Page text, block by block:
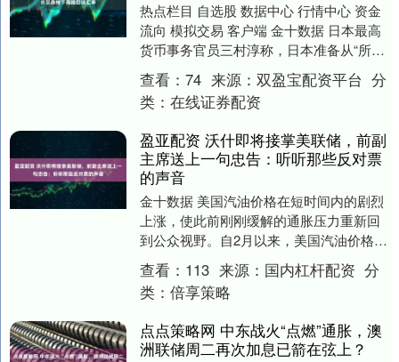
热点栏目 自选股 数据中心 行情中心 资金
流向 模拟交易 客户端 金十数据 日本最高
货币事务官员三村淳称，日本准备从“所有
角度”遏制日元投机，正以紧迫态度监控
市....
查看： 74 来源： 双盈宝配资平台 分
类： 在线证券配资
盈亚配资 沃什即将接掌美联储，前副
主席送上一句忠告：听听那些反对票
的声音
金十数据 美国汽油价格在短时间内的剧烈
上涨，使此前刚刚缓解的通胀压力重新回
到公众视野。自2月以来，美国汽油价格已
从每加仑不足3美元攀升至超过4.50美元，
柴油价....
查看： 113 来源： 国内杠杆配资 分
类： 倍享策略
点点策略网 中东战火“点燃”通胀，澳
洲联储周二再次加息已箭在弦上？